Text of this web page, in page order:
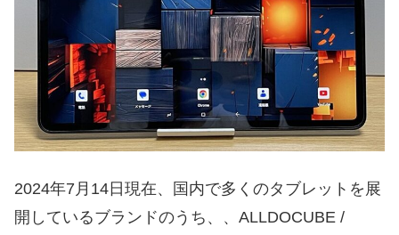
2024年7月14日現在、国内で多くのタブレットを展
開しているブランドのうち、、ALLDOCUBE /